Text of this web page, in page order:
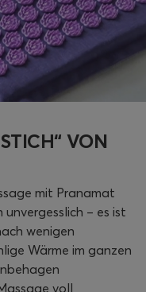
VON
mit Pranamat
– es ist
wenigen
Wärme im ganzen
voll